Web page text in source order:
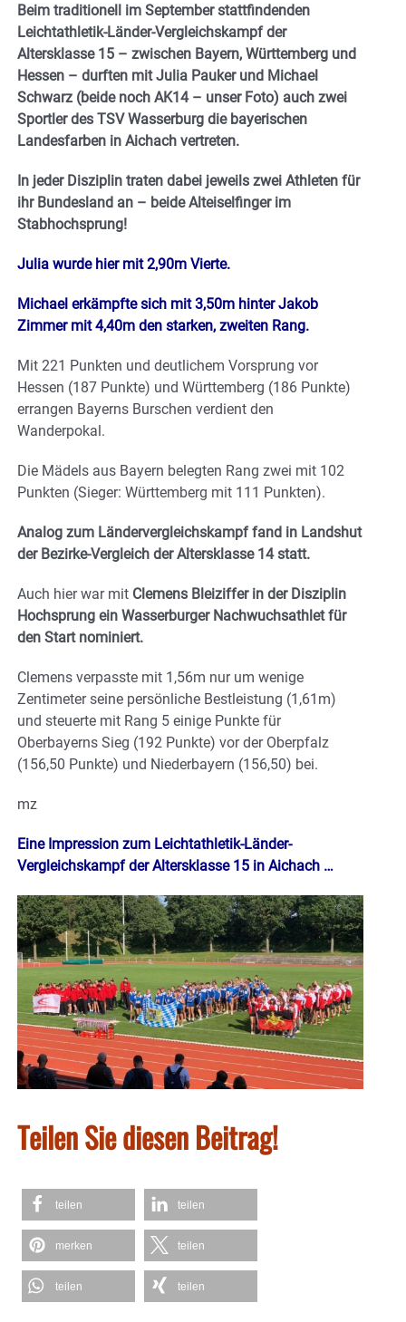
Beim traditionell im September stattfindenden
Leichtathletik-Länder-Vergleichskampf der
Altersklasse 15 – zwischen Bayern, Württemberg und
Hessen – durften mit Julia Pauker und Michael
Schwarz (beide noch AK14 – unser Foto) auch zwei
Sportler des TSV Wasserburg die bayerischen
Landesfarben in Aichach vertreten.
In jeder Disziplin traten dabei jeweils zwei Athleten für
ihr Bundesland an – beide Alteiselfinger im
Stabhochsprung!
Julia wurde hier mit 2,90m Vierte.
Michael erkämpfte sich mit 3,50m hinter Jakob
Zimmer mit 4,40m den starken, zweiten Rang.
Mit 221 Punkten und deutlichem Vorsprung vor
Hessen (187 Punkte) und Württemberg (186 Punkte)
errangen Bayerns Burschen verdient den
Wanderpokal.
Die Mädels aus Bayern belegten Rang zwei mit 102
Punkten (Sieger: Württemberg mit 111 Punkten).
Analog zum Ländervergleichskampf fand in Landshut
der Bezirke-Vergleich der Altersklasse 14 statt.
Auch hier war mit Clemens Bleiziffer in der Disziplin
Hochsprung ein Wasserburger Nachwuchsathlet für
den Start nominiert.
Clemens verpasste mit 1,56m nur um wenige
Zentimeter seine persönliche Bestleistung (1,61m)
und steuerte mit Rang 5 einige Punkte für
Oberbayerns Sieg (192 Punkte) vor der Oberpfalz
(156,50 Punkte) und Niederbayern (156,50) bei.
mz
Eine Impression zum Leichtathletik-Länder-
Vergleichskampf der Altersklasse 15 in Aichach …
Teilen Sie diesen Beitrag!
teilen teilen
merken teilen
teilen teilen